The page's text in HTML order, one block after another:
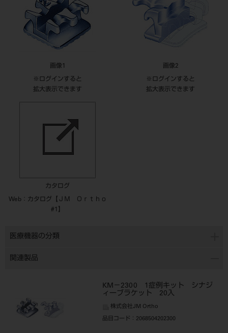
画像1
※ログインすると
拡大表示できます
画像2
※ログインすると
拡大表示できます
カタログ
Web：カタログ【ＪＭ Ｏｒｔｈｏ
#1】
医療機器の分類
関連製品
KM－2300 1症例キット シナジ
ィーブラケット 20入
株式会社JM Ortho
品目コード ：2068504202300